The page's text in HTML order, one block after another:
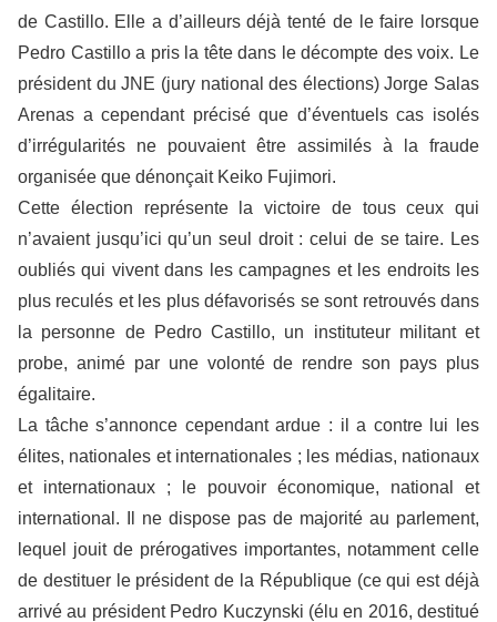
de Castillo. Elle a d’ailleurs déjà tenté de le faire lorsque
Pedro Castillo a pris la tête dans le décompte des voix. Le
président du JNE (jury national des élections) Jorge Salas
Arenas a cependant précisé que d’éventuels cas isolés
d’irrégularités ne pouvaient être assimilés à la fraude
organisée que dénonçait Keiko Fujimori.
Cette élection représente la victoire de tous ceux qui
n’avaient jusqu’ici qu’un seul droit : celui de se taire. Les
oubliés qui vivent dans les campagnes et les endroits les
plus reculés et les plus défavorisés se sont retrouvés dans
la personne de Pedro Castillo, un instituteur militant et
probe, animé par une volonté de rendre son pays plus
égalitaire.
La tâche s’annonce cependant ardue : il a contre lui les
élites, nationales et internationales ; les médias, nationaux
et internationaux ; le pouvoir économique, national et
international. Il ne dispose pas de majorité au parlement,
lequel jouit de prérogatives importantes, notamment celle
de destituer le président de la République (ce qui est déjà
arrivé au président Pedro Kuczynski (élu en 2016, destitué